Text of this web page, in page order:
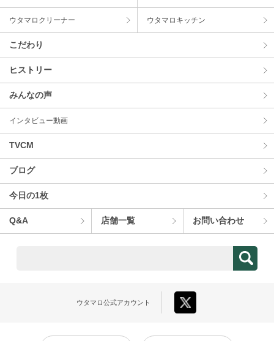
ウタマロクリーナー ウタマロキッチン
こだわり
ヒストリー
みんなの声
インタビュー動画
TVCM
ブログ
今⽇の1枚
Q&A 店舗⼀覧 お問い合わせ
ウタマロ公式アカウント